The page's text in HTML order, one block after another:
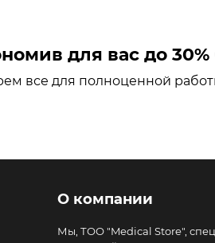
для вас до
все для полноценной
О компании
Мы, ТОО "Medical Store",